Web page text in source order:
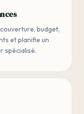
budget,
et planifie un
spécialisé.